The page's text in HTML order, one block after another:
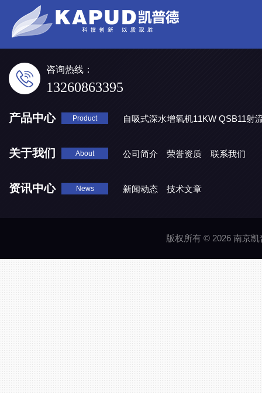
咨询热线：
13260863395
产品中心 Product
自吸式深水增氧机11KW QSB11射
关于我们 About 公司简介 荣誉资质 联系我们
资讯中心 News 新闻动态 技术文章
版权所有 © 2026 南京